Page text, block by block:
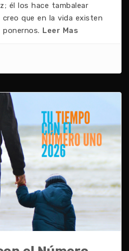
él los hace tambalear
que en la vida existen
ponernos. Leer Mas